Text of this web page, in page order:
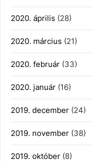
2020. április (28)
2020. március (21)
2020. február (33)
2020. január (16)
2019. december (24)
2019. november (38)
2019. október (8)